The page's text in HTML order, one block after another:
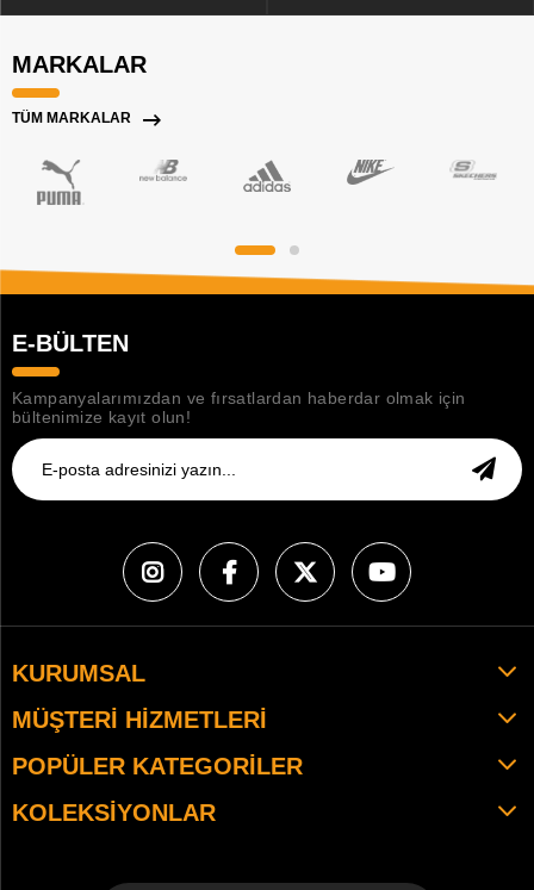
MARKALAR
TÜM MARKALAR
E-BÜLTEN
Kampanyalarımızdan ve fırsatlardan haberdar olmak için
bültenimize kayıt olun!
KURUMSAL
MÜŞTERI HIZMETLERI
POPÜLER KATEGORILER
KOLEKSIYONLAR